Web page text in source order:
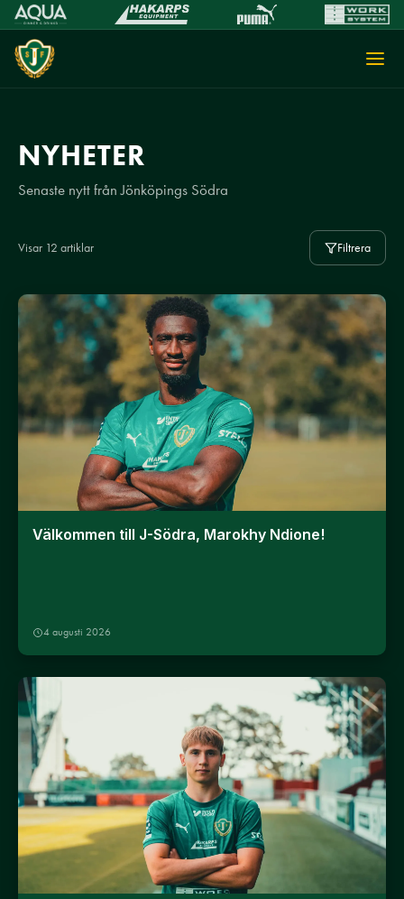
NYHETER
Senaste nytt från Jönköpings Södra
Visar 12 artiklar Filtrera
Välkommen till J-Södra, Marokhy Ndione!
4 augusti 2026